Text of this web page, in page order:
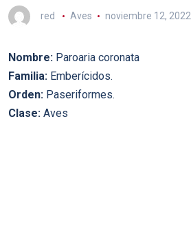
red Aves noviembre 12, 2022
Nombre: Paroaria coronata
Familia: Emberícidos.
Orden: Paseriformes.
Clase: Aves